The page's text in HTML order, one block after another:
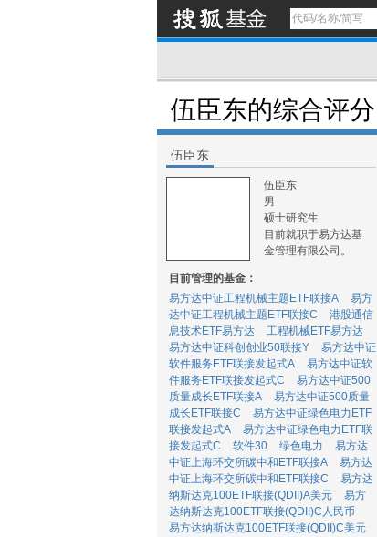
伍臣东的综合评分
伍臣东
伍臣东
男
硕士研究生
目前就职于易方达基
金管理有限公司。
目前管理的基金：
易方达中证工程机械主题ETF联接A
易方
达中证工程机械主题ETF联接C
港股通信
息技术ETF易方达
工程机械ETF易方达
易方达中证科创创业50联接Y
易方达中证
软件服务ETF联接发起式A
易方达中证软
件服务ETF联接发起式C
易方达中证500
质量成长ETF联接A
易方达中证500质量
成长ETF联接C
易方达中证绿色电力ETF
联接发起式A
易方达中证绿色电力ETF联
接发起式C
软件30 绿色电力
易方达
中证上海环交所碳中和ETF联接A
易方达
中证上海环交所碳中和ETF联接C
易方达
纳斯达克100ETF联接(QDII)A美元
易方
达纳斯达克100ETF联接(QDII)C人民币
易方达纳斯达克100ETF联接(QDII)C美元